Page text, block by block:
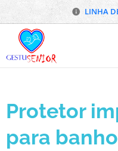
LINHA
Protetor
para